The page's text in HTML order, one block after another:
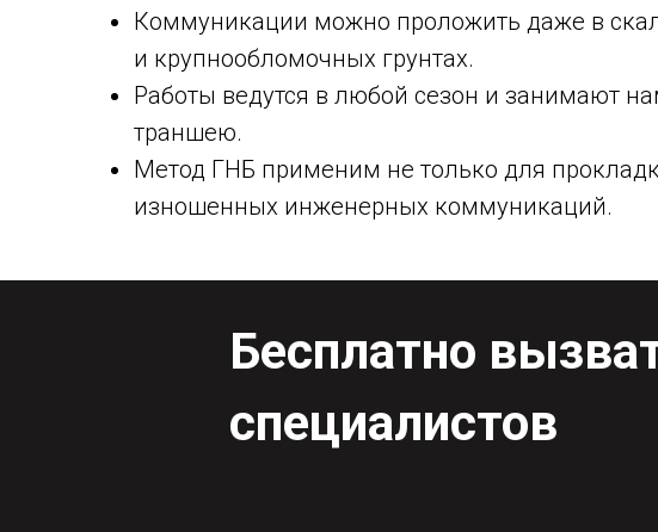
Коммуникации можно проложить даже в
и крупнообломочных грунтах.
Работы ведутся в любой сезон и занимают
траншею.
Метод ГНБ применим не только для
изношенных инженерных коммуникаций.
Бесплатно
специалистов